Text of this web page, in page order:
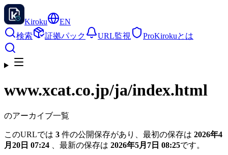
Kiroku
EN
検索
証拠パック URL監視 ProKirokuとは
www.xcat.co.jp/ja/index.html
のアーカイブ一覧
このURLでは 3 件の公開保存があり、最初の保存は 2026年4
月20日 07:24
、最新の保存は 2026年5月7日 08:25です。